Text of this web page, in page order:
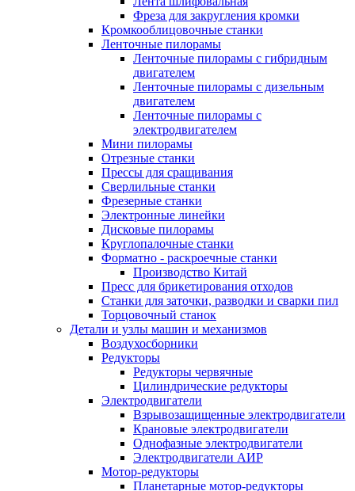
Фреза для закругления кромки
Кромкооблицовочные станки
Ленточные пилорамы
Ленточные пилорамы с гибридным
двигателем
Ленточные пилорамы с дизельным
двигателем
Ленточные пилорамы с
электродвигателем
Мини пилорамы
Отрезные станки
Прессы для сращивания
Сверлильные станки
Фрезерные станки
Электронные линейки
Дисковые пилорамы
Круглопалочные станки
Форматно - раскроечные станки
Производство Китай
Пресс для брикетирования отходов
Станки для заточки, разводки и сварки пил
Торцовочный станок
Детали и узлы машин и механизмов
Воздухосборники
Редукторы
Редукторы червячные
Цилиндрические редукторы
Электродвигатели
Взрывозащищенные электродвигатели
Крановые электродвигатели
Однофазные электродвигатели
Электродвигатели АИР
Мотор-редукторы
Планетарные мотор-редукторы